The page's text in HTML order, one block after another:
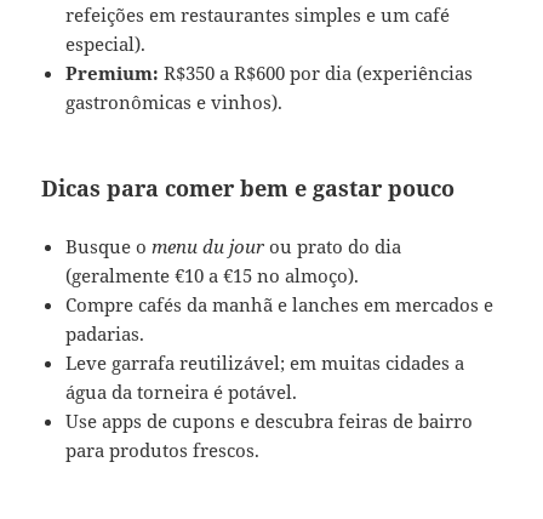
refeições em restaurantes simples e um café
especial).
Premium: R$350 a R$600 por dia (experiências
gastronômicas e vinhos).
Dicas para comer bem e gastar pouco
Busque o menu du jour ou prato do dia
(geralmente €10 a €15 no almoço).
Compre cafés da manhã e lanches em mercados e
padarias.
Leve garrafa reutilizável; em muitas cidades a
água da torneira é potável.
Use apps de cupons e descubra feiras de bairro
para produtos frescos.